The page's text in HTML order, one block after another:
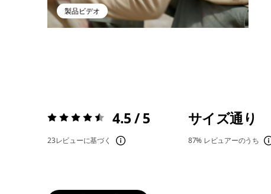
製品ビデオ
評価:4.5 / 5 4.5 / 5
23レビューに基づく
サイズ通り
87% レビュアーのうち